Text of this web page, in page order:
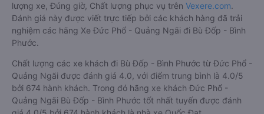
lượng xe, Đúng giờ, Chất lượng phục vụ trên Vexere.com.
Đánh giá này được viết trực tiếp bởi các khách hàng đã trải
nghiệm các hãng Xe Đức Phổ - Quảng Ngãi đi Bù Đốp - Bình
Phước.
Chất lượng các xe khách đi Bù Đốp - Bình Phước từ Đức Phổ -
Quảng Ngãi được đánh giá 4.0, với điểm trung bình là 4.0/5
bởi 674 hành khách. Trong đó hãng xe khách Đức Phổ -
Quảng Ngãi Bù Đốp - Bình Phước tốt nhất tuyến được đánh